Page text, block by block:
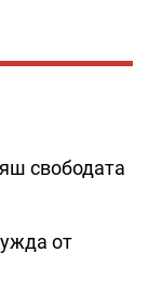
свободата
от